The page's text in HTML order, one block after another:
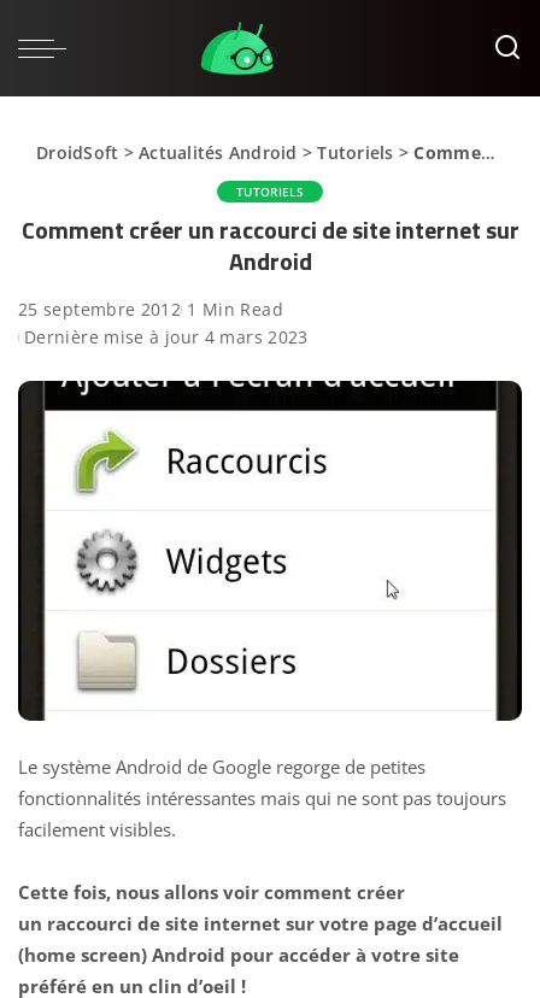
DroidSoft >Actualités Android >Tutoriels >Comment créer un raccourci de site internet sur Android
TUTORIELS
Comment créer un raccourci de site internet sur
Android
25 septembre 2012 1 Min Read
Dernière mise à jour 4 mars 2023
Le système Android de Google regorge de petites
fonctionnalités intéressantes mais qui ne sont pas toujours
facilement visibles.
Cette fois, nous allons voir comment créer
un raccourci de site internet sur votre page d’accueil
(home screen) Android pour accéder à votre site
préféré en un clin d’oeil !